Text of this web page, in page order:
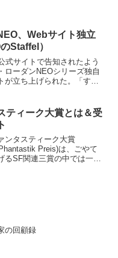
、Webサイト独立
Staffel）
式サイトで告知されたよう
ローダンNEOシリーズ独自
が立ち上げられた。「すで
、ローダン編集部のFace...
ティーク大賞とは＆受
ンタスティーク大賞
Preis)は、ごやて
るSF関連三賞の中では一番
の回顧録